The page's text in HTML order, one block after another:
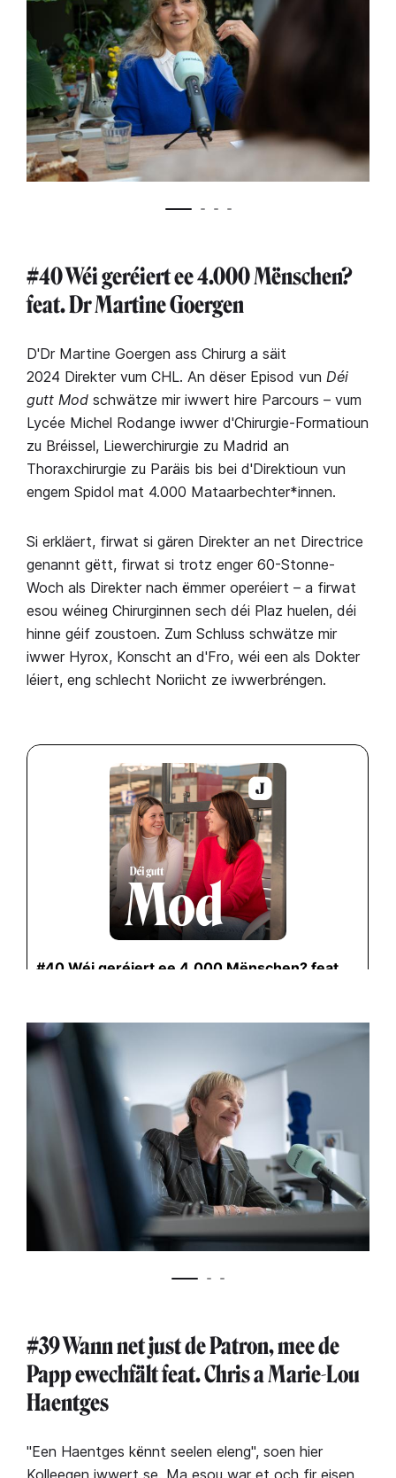
#40 Wéi geréiert ee 4.000 Mënschen?
feat. Dr Martine Goergen
D'Dr Martine Goergen ass Chirurg a säit
2024 Direkter vum CHL. An dëser Episod vun Déi
gutt Mod schwätze mir iwwert hire Parcours – vum
Lycée Michel Rodange iwwer d'Chirurgie-Formatioun
zu Bréissel, Liewerchirurgie zu Madrid an
Thoraxchirurgie zu Paräis bis bei d'Direktioun vun
engem Spidol mat 4.000 Mataarbechter*innen.
Si erkläert, firwat si gären Direkter an net Directrice
genannt gëtt, firwat si trotz enger 60-Stonne-
Woch als Direkter nach ëmmer operéiert – a firwat
esou wéineg Chirurginnen sech déi Plaz huelen, déi
hinne géif zoustoen. Zum Schluss schwätze mir
iwwer Hyrox, Konscht an d'Fro, wéi een als Dokter
léiert, eng schlecht Noriicht ze iwwerbréngen.
#39 Wann net just de Patron, mee de
Papp ewechfält feat. Chris a Marie-Lou
Haentges
"Een Haentges kënnt seelen eleng", soen hier